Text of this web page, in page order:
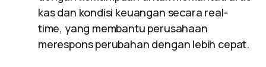
kas dan kondisi keuangan secara real-
time, yang membantu perusahaan
merespons perubahan dengan lebih cepat.